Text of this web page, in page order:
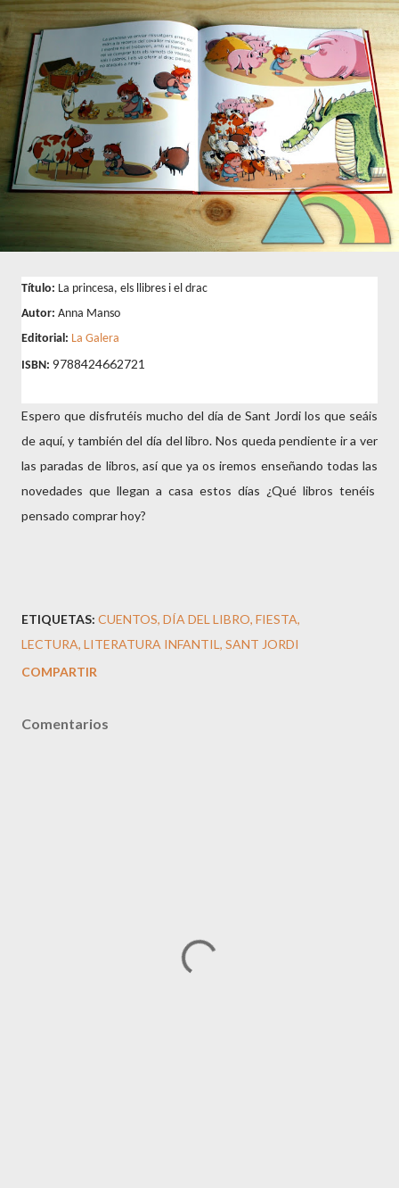
Título: La princesa, els llibres i el drac
Autor: Anna Manso
Editorial: La Galera
ISBN: 9788424662721
Espero que disfrutéis mucho del día de Sant Jordi los que seáis
de aquí, y también del día del libro. Nos queda pendiente ir a ver
las paradas de libros, así que ya os iremos enseñando todas las
novedades que llegan a casa estos días ¿Qué libros tenéis
pensado comprar hoy?
ETIQUETAS: CUENTOS DÍA DEL LIBRO FIESTA
LECTURA LITERATURA INFANTIL SANT JORDI
COMPARTIR
Comentarios